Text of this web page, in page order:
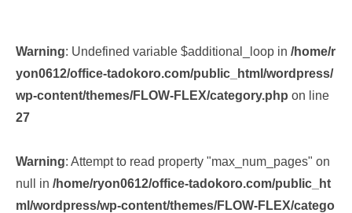
Warning: Undefined variable $additional_loop in /home/r
yon0612/office-tadokoro.com/public_html/wordpress/
wp-content/themes/FLOW-FLEX/category.php on line
27
Warning: Attempt to read property "max_num_pages" on
null in /home/ryon0612/office-tadokoro.com/public_ht
ml/wordpress/wp-content/themes/FLOW-FLEX/catego